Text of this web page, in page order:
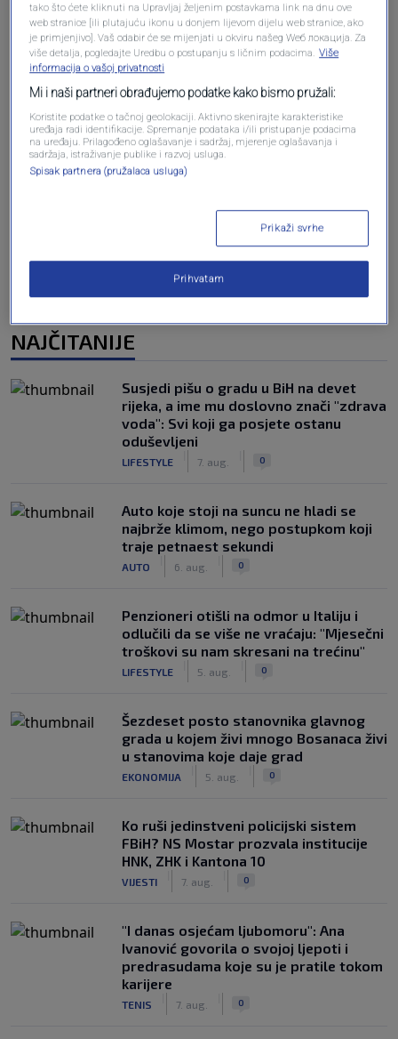
NAJČITANIJE
Susjedi pišu o gradu u BiH na devet
rijeka, a ime mu doslovno znači "zdrava
voda": Svi koji ga posjete ostanu
oduševljeni
LIFESTYLE 7. aug. 0
Auto koje stoji na suncu ne hladi se
najbrže klimom, nego postupkom koji
traje petnaest sekundi
AUTO 6. aug. 0
Penzioneri otišli na odmor u Italiju i
odlučili da se više ne vraćaju: "Mjesečni
troškovi su nam skresani na trećinu"
LIFESTYLE 5. aug. 0
Šezdeset posto stanovnika glavnog
grada u kojem živi mnogo Bosanaca živi
u stanovima koje daje grad
EKONOMIJA 5. aug. 0
Ko ruši jedinstveni policijski sistem
FBiH? NS Mostar prozvala institucije
HNK, ZHK i Kantona 10
VIJESTI 7. aug. 0
"I danas osjećam ljubomoru": Ana
Ivanović govorila o svojoj ljepoti i
predrasudama koje su je pratile tokom
karijere
TENIS 7. aug. 0
tako što ćete kliknuti na Upravljaj željenim postavkama link na dnu ove
web stranice [ili plutajuću ikonu u donjem lijevom dijelu web stranice, ako
je primjenjivo]. Vaš odabir će se mijenjati u okviru našeg Wеб локација. Za
više detalja, pogledajte Uredbu o postupanju s ličnim podacima. Više
informacija o vašoj privatnosti
Mi i naši partneri obrađujemo podatke kako bismo pružali:
Koristite podatke o tačnoj geolokaciji. Aktivno skenirajte karakteristike
uređaja radi identifikacije. Spremanje podataka i/ili pristupanje podacima
na uređaju. Prilagođeno oglašavanje i sadržaj, mjerenje oglašavanja i
sadržaja, istraživanje publike i razvoj usluga.
Spisak partnera (pružalaca usluga)
Prikaži svrhe
Prihvatam